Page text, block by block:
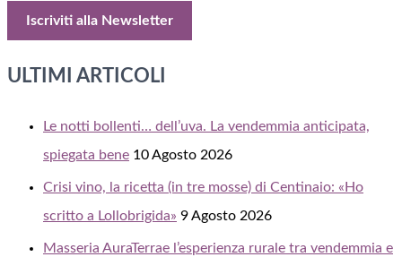
ULTIMI ARTICOLI
Le notti bollenti… dell’uva. La vendemmia anticipata,
spiegata bene 10 Agosto 2026
Crisi vino, la ricetta (in tre mosse) di Centinaio: «Ho
scritto a Lollobrigida» 9 Agosto 2026
Masseria AuraTerrae l’esperienza rurale tra vendemmia e